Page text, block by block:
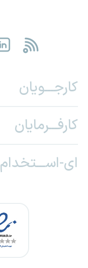
کارجـــویان
کارفـــرمایان
ای-اســـتخدام